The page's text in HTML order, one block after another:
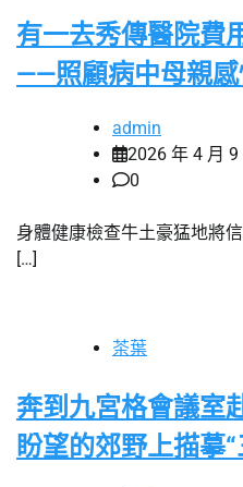
有一去秀傳醫院費
——照顧病中母親
admin
2026 年 4 月 9
0
身體健康檢查牛土豪猛地將
[…]
茶葉
奔到九宮格會議室
盼望的郊野上描摹